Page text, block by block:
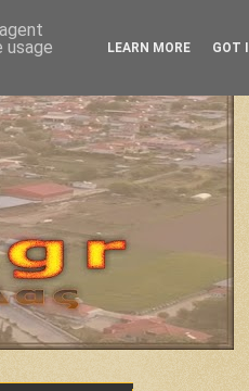
usage
LEARN MORE GOT